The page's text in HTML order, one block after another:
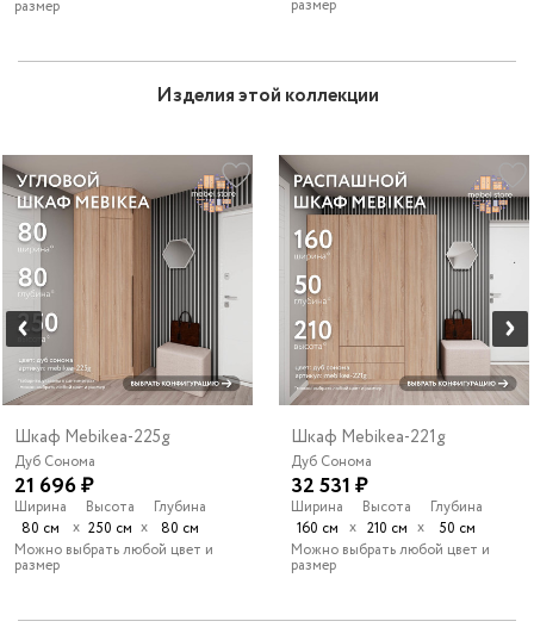
размер размер
Изделия этой коллекции
Шкаф Mebikea-225g
Дуб Сонома
21 696 ₽
Ширина
80 см
х
Высота
250 см х
Глубина
80 см
Можно выбрать любой цвет и
размер
Шкаф Mebikea-221g
Дуб Сонома
32 531 ₽
Ширина
160 см х
Высота
210 см х
Глубина
50 см
Можно выбрать любой цвет и
размер